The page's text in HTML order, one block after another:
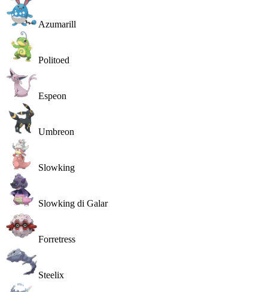
Azumarill
Politoed
Espeon
Umbreon
Slowking
Slowking di Galar
Forretress
Steelix